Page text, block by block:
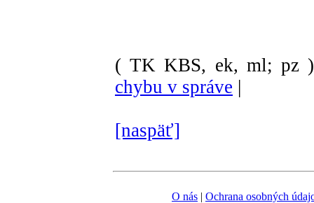
( TK KBS, ek, ml; pz )
chybu v správe |
[naspäť]
O nás | Ochrana osobných